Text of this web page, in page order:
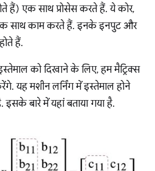
हैं) एक साथ प्रोसेस करते हैं. ये कोर,
साथ काम करते हैं. इनके इनपुट और
हैं.
को दिखाने के लिए, हम मैट्रिक्स
यह मशीन लर्निंग में इस्तेमाल होने
इसके बारे में यहां बताया गया है.